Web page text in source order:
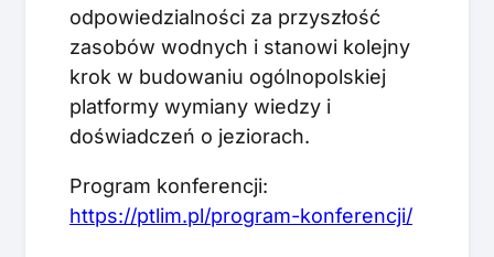
odpowiedzialności za przyszłość
zasobów wodnych i stanowi kolejny
krok w budowaniu ogólnopolskiej
platformy wymiany wiedzy i
doświadczeń o jeziorach.
Program konferencji:
https://ptlim.pl/program-konferencji/